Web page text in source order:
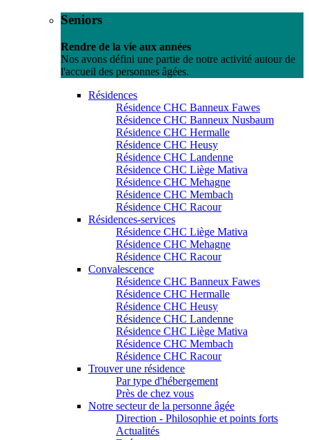
Seniors
Rendre de la vie aux années
Nos avons défini une partie de notre activité autour de
l'accueil des personnes âgées.
Résidences
Résidence CHC Banneux Fawes
Résidence CHC Banneux Nusbaum
Résidence CHC Hermalle
Résidence CHC Heusy
Résidence CHC Landenne
Résidence CHC Liège Mativa
Résidence CHC Mehagne
Résidence CHC Membach
Résidence CHC Racour
Résidences-services
Résidence CHC Liège Mativa
Résidence CHC Mehagne
Résidence CHC Racour
Convalescence
Résidence CHC Banneux Fawes
Résidence CHC Hermalle
Résidence CHC Heusy
Résidence CHC Landenne
Résidence CHC Liège Mativa
Résidence CHC Membach
Résidence CHC Racour
Trouver une résidence
Par type d'hébergement
Près de chez vous
Notre secteur de la personne âgée
Direction - Philosophie et points forts
Actualités